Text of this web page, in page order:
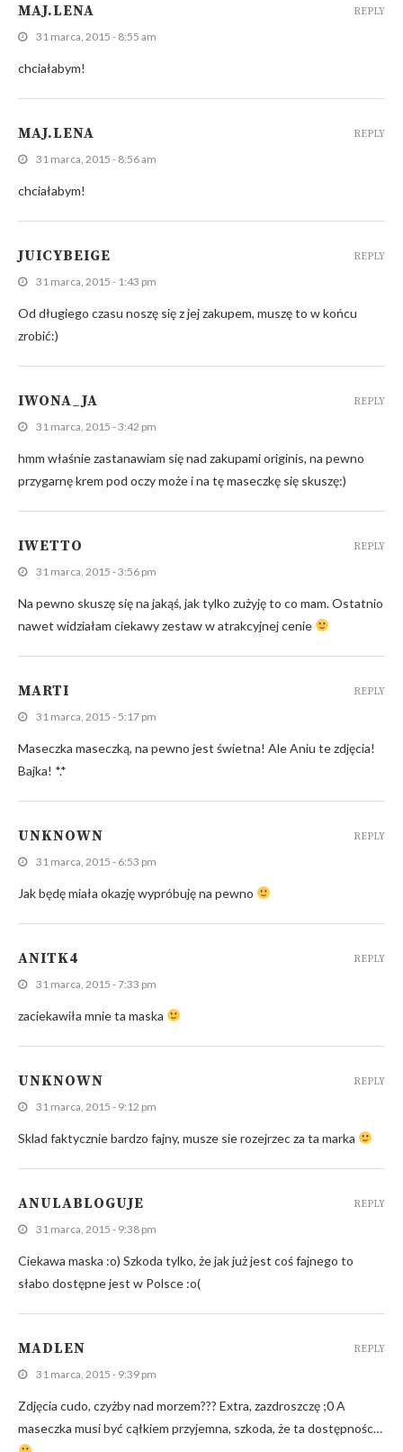
MAJ.LENA
31 marca, 2015 - 8:55 am
chciałabym!
REPLY
MAJ.LENA
31 marca, 2015 - 8:56 am
chciałabym!
REPLY
JUICYBEIGE
31 marca, 2015 - 1:43 pm
Od długiego czasu noszę się z jej zakupem, muszę to w końcu
zrobić:)
REPLY
IWONA_JA
31 marca, 2015 - 3:42 pm
hmm właśnie zastanawiam się nad zakupami originis, na pewno
przygarnę krem pod oczy może i na tę maseczkę się skuszę:)
REPLY
IWETTO
31 marca, 2015 - 3:56 pm
Na pewno skuszę się na jakąś, jak tylko zużyję to co mam. Ostatnio
nawet widziałam ciekawy zestaw w atrakcyjnej cenie
REPLY
MARTI
31 marca, 2015 - 5:17 pm
Maseczka maseczką, na pewno jest świetna! Ale Aniu te zdjęcia!
Bajka! *.*
REPLY
UNKNOWN
31 marca, 2015 - 6:53 pm
Jak będę miała okazję wypróbuję na pewno
REPLY
ANITK4
31 marca, 2015 - 7:33 pm
zaciekawiła mnie ta maska
REPLY
UNKNOWN
31 marca, 2015 - 9:12 pm
Sklad faktycznie bardzo fajny, musze sie rozejrzec za ta marka
REPLY
ANULABLOGUJE
31 marca, 2015 - 9:38 pm
Ciekawa maska :o) Szkoda tylko, że jak już jest coś fajnego to
słabo dostępne jest w Polsce :o(
REPLY
MADLEN
31 marca, 2015 - 9:39 pm
Zdjęcia cudo, czyżby nad morzem??? Extra, zazdroszczę ;0 A
maseczka musi być cąłkiem przyjemna, szkoda, że ta dostępnośc…
REPLY